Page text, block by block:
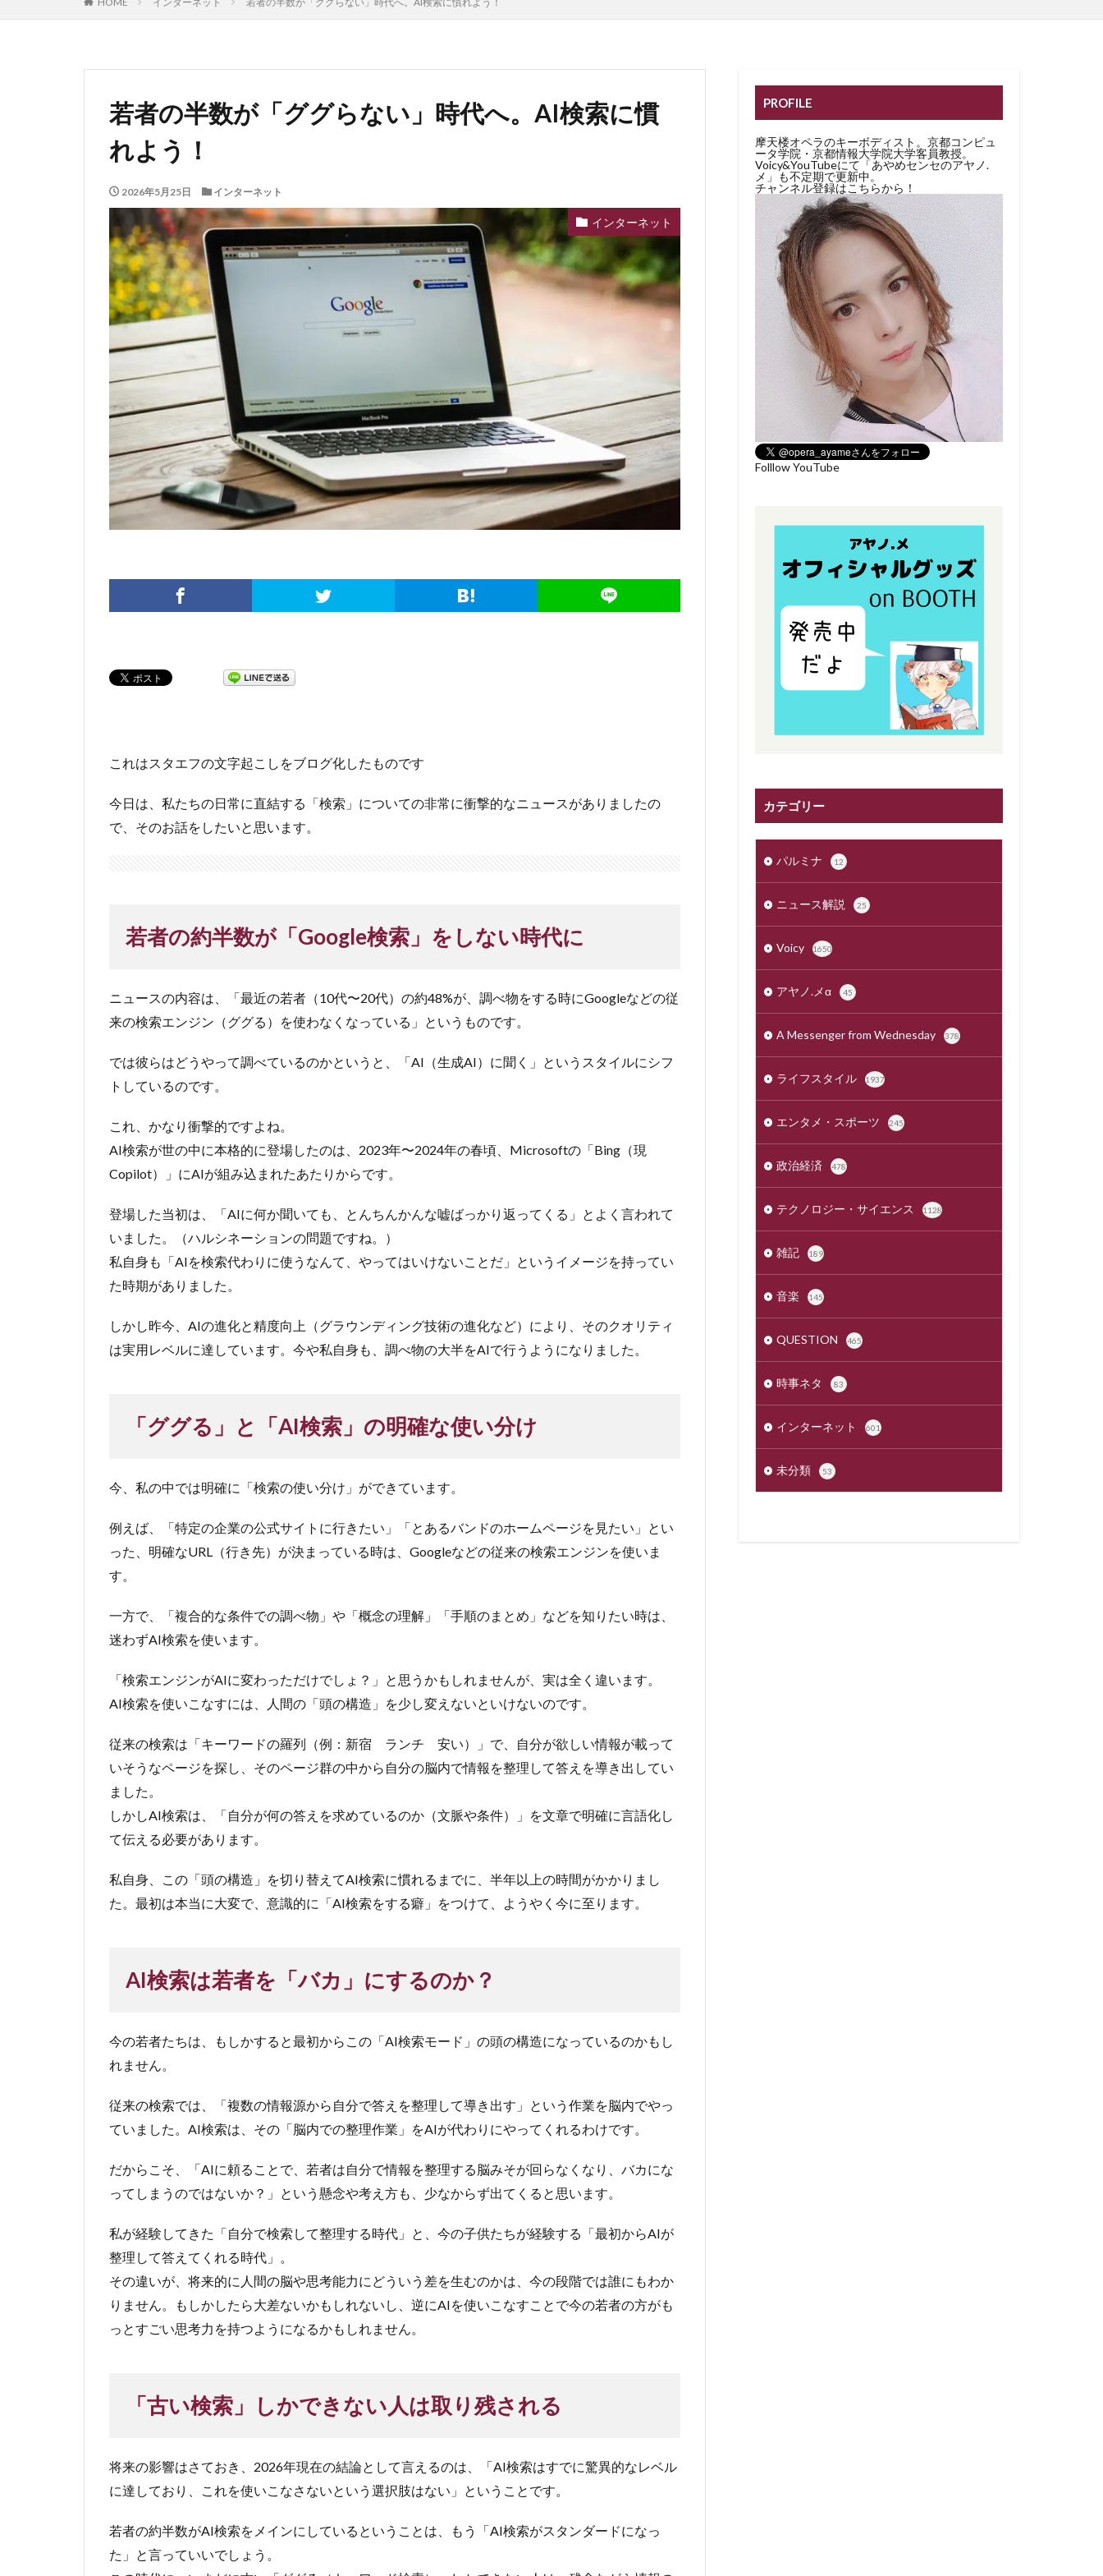
若者の半数が「ググらない」時代へ。AI検索に慣
れよう！
2026年5月25日 インターネット
インターネット
これはスタエフの文字起こしをブログ化したものです
今日は、私たちの日常に直結する「検索」についての非常に衝撃的なニュースがありましたの
で、そのお話をしたいと思います。
若者の約半数が「Google検索」をしない時代に
ニュースの内容は、「最近の若者（10代〜20代）の約48%が、調べ物をする時にGoogleなどの従
来の検索エンジン（ググる）を使わなくなっている」というものです。
では彼らはどうやって調べているのかというと、「AI（生成AI）に聞く」というスタイルにシフ
トしているのです。
これ、かなり衝撃的ですよね。
AI検索が世の中に本格的に登場したのは、2023年〜2024年の春頃、Microsoftの「Bing（現
Copilot）」にAIが組み込まれたあたりからです。
登場した当初は、「AIに何か聞いても、とんちんかんな嘘ばっかり返ってくる」とよく言われて
いました。（ハルシネーションの問題ですね。）
私自身も「AIを検索代わりに使うなんて、やってはいけないことだ」というイメージを持ってい
た時期がありました。
しかし昨今、AIの進化と精度向上（グラウンディング技術の進化など）により、そのクオリティ
は実用レベルに達しています。今や私自身も、調べ物の大半をAIで行うようになりました。
「ググる」と「AI検索」の明確な使い分け
今、私の中では明確に「検索の使い分け」ができています。
例えば、「特定の企業の公式サイトに行きたい」「とあるバンドのホームページを見たい」とい
った、明確なURL（行き先）が決まっている時は、Googleなどの従来の検索エンジンを使いま
す。
一方で、「複合的な条件での調べ物」や「概念の理解」「手順のまとめ」などを知りたい時は、
迷わずAI検索を使います。
「検索エンジンがAIに変わっただけでしょ？」と思うかもしれませんが、実は全く違います。
AI検索を使いこなすには、人間の「頭の構造」を少し変えないといけないのです。
従来の検索は「キーワードの羅列（例：新宿 ランチ 安い）」で、自分が欲しい情報が載って
いそうなページを探し、そのページ群の中から自分の脳内で情報を整理して答えを導き出してい
ました。
しかしAI検索は、「自分が何の答えを求めているのか（文脈や条件）」を文章で明確に言語化し
て伝える必要があります。
私自身、この「頭の構造」を切り替えてAI検索に慣れるまでに、半年以上の時間がかかりまし
た。最初は本当に大変で、意識的に「AI検索をする癖」をつけて、ようやく今に至ります。
AI検索は若者を「バカ」にするのか？
今の若者たちは、もしかすると最初からこの「AI検索モード」の頭の構造になっているのかもし
れません。
従来の検索では、「複数の情報源から自分で答えを整理して導き出す」という作業を脳内でやっ
ていました。AI検索は、その「脳内での整理作業」をAIが代わりにやってくれるわけです。
だからこそ、「AIに頼ることで、若者は自分で情報を整理する脳みそが回らなくなり、バカにな
ってしまうのではないか？」という懸念や考え方も、少なからず出てくると思います。
私が経験してきた「自分で検索して整理する時代」と、今の子供たちが経験する「最初からAIが
整理して答えてくれる時代」。
その違いが、将来的に人間の脳や思考能力にどういう差を生むのかは、今の段階では誰にもわか
りません。もしかしたら大差ないかもしれないし、逆にAIを使いこなすことで今の若者の方がも
っとすごい思考力を持つようになるかもしれません。
「古い検索」しかできない人は取り残される
将来の影響はさておき、2026年現在の結論として言えるのは、「AI検索はすでに驚異的なレベル
に達しており、これを使いこなさないという選択肢はない」ということです。
若者の約半数がAI検索をメインにしているということは、もう「AI検索がスタンダードになっ
た」と言っていいでしょう。
PROFILE
摩天楼オペラのキーボディスト。京都コンピュ
ータ学院・京都情報大学院大学客員教授。
Voicy&YouTubeにて「あやめセンセのアヤノ.
メ」も不定期で更新中。
チャンネル登録はこちらから！
Folllow YouTube
カテゴリー
パルミナ 12
ニュース解説 25
Voicy 1650
アヤノ.メα 45
A Messenger from Wednesday 378
ライフスタイル 1937
エンタメ・スポーツ 245
政治経済 478
テクノロジー・サイエンス 1128
雑記 189
音楽 145
QUESTION 465
時事ネタ 83
インターネット 601
未分類 53